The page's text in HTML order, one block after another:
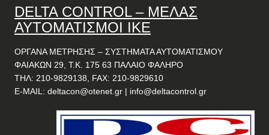
DELTA CONTROL– ΜΕΛΑΣ
ΑΥΤΟΜΑΤΙΣΜΟΙ ΙΚΕ
ΟΡΓΑΝΑ ΜΕΤΡΗΣΗΣ – ΣΥΣΤΗΜΑΤΑ ΑΥΤΟΜΑΤΙΣΜΟΥ
ΦΑΙΑΚΩΝ 29, Τ.Κ. 175 63 ΠΑΛΑΙΟ ΦΑΛΗΡΟ
ΤΗΛ: 210-9829138, FAX: 210-9829610
E-MAIL: deltacon@otenet.gr| info@deltacontrol.gr